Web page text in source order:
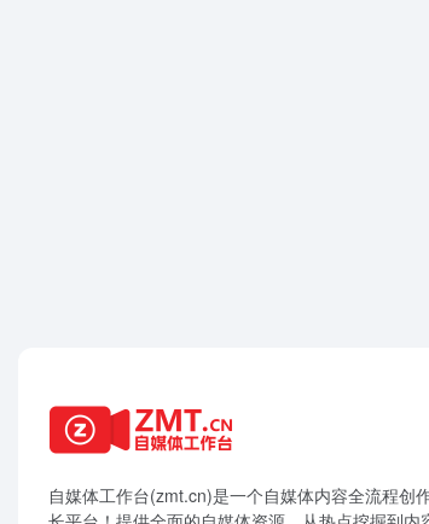
自媒体工作台(zmt.cn)是一个自媒体内容全流程创